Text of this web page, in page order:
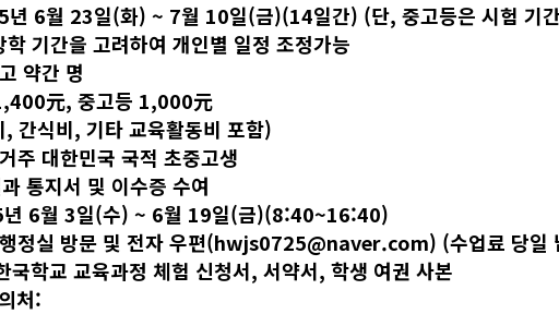
6월 23일(화) ~ 7월 10일(금)(14일간) (단, 중고등은 시험 기
기간을 고려하여 개인별 일정 조정가능
약간 명
元, 중고등 1,000元
간식비, 기타 교육활동비 포함)
주 대한민국 국적 초중고생
통지서 및 이수증 수여
6월 3일(수) ~ 6월 19일(금)(8:40~16:40)
정실 방문 및 전자 우편(hwjs0725@naver.com) (수업료 당일
국학교 교육과정 체험 신청서, 서약서, 학생 여권 사본
처: